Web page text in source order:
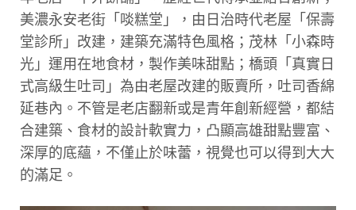
美濃永安老街「啖糕堂」，由日治時代老屋「保壽
堂診所」改建，建築充滿特色風格；茂林「小森時
光」運用在地食材，製作美味甜點；橋頭「真實日
式高級生吐司」為由老屋改建的販賣所，吐司香綿
延巷內。不管是老店翻新或是青年創新經營，都結
合建築、食材的設計軟實力，凸顯高雄甜點豐富、
深厚的底蘊，不僅止於味蕾，視覺也可以得到大大
的滿足。